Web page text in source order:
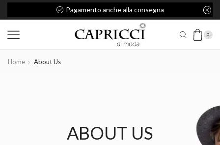
Pagamento anche alla consegna
0
Home About Us
ABOUT US